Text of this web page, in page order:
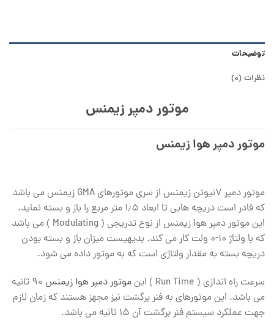
توضیحات
نظرات (0)
موتور دمپر زیمنس
موتور دمپر هوا زیمنس
موتور دمپر ۷نیوتن زیمنس از سری موتورهای GMA زیمنس می باشد
که قادر است دریچه هایی تا ابعاد ۱٫۵ متر مربع را باز و بسته نماید.
این موتور دمپر هوا زیمنس از نوع تدریجی ( Modulating ) می باشد
که با ولتاژ ۱۰-۰ ولت کار می کند. بدیهیست میزان باز و بسته بودن
دریچه بسته به مقدار ولتاژی است که به موتور داده می شود.
سرعت راه اندازی ( Run Time ) این
موتور دمپر هوا زیمنس
۹۰ ثانیه
می باشد. این موتورهای به فنر برگشت نیز مجهز هستند که زمان لازم
جهت عملکرد سیستم فنر برگشت آن ۱۵ ثانیه می باشد.